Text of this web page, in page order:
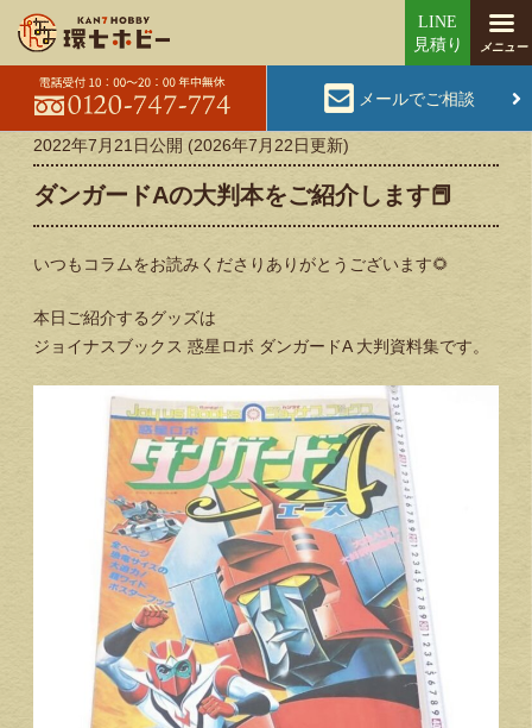
メールでご相談
2022年7月21日公開 (2026年7月22日更新)
ダンガードAの大判本をご紹介します📕
いつもコラムをお読みくださりありがとうございます🌻
本日ご紹介するグッズは
ジョイナスブックス 惑星ロボ ダンガードA 大判資料集です。